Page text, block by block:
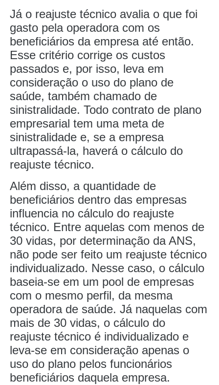
Já o reajuste técnico avalia o que foi
gasto pela operadora com os
beneficiários da empresa até então.
Esse critério corrige os custos
passados e, por isso, leva em
consideração o uso do plano de
saúde, também chamado de
sinistralidade. Todo contrato de plano
empresarial tem uma meta de
sinistralidade e, se a empresa
ultrapassá-la, haverá o cálculo do
reajuste técnico.
Além disso, a quantidade de
beneficiários dentro das empresas
influencia no cálculo do reajuste
técnico. Entre aquelas com menos de
30 vidas, por determinação da ANS,
não pode ser feito um reajuste técnico
individualizado. Nesse caso, o cálculo
baseia-se em um pool de empresas
com o mesmo perfil, da mesma
operadora de saúde. Já naquelas com
mais de 30 vidas, o cálculo do
reajuste técnico é individualizado e
leva-se em consideração apenas o
uso do plano pelos funcionários
beneficiários daquela empresa.